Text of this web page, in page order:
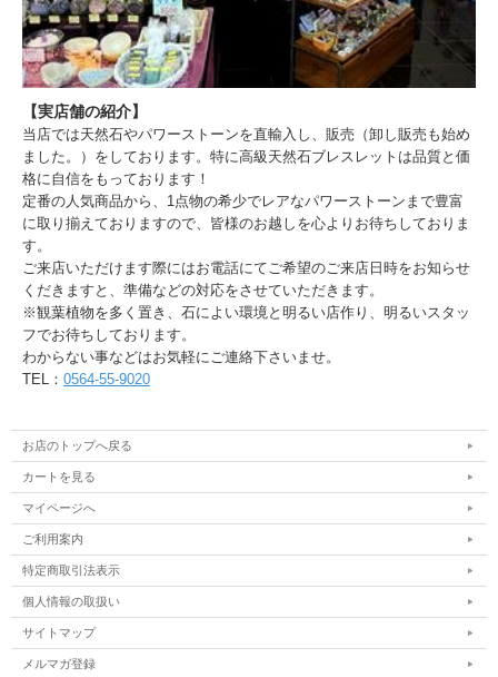
【実店舗の紹介】
当店では天然石やパワーストーンを直輸入し、販売（卸し販売も始め
ました。）をしております。特に高級天然石ブレスレットは品質と価
格に自信をもっております！
定番の人気商品から、1点物の希少でレアなパワーストーンまで豊富
に取り揃えておりますので、皆様のお越しを心よりお待ちしておりま
す。
ご来店いただけます際にはお電話にてご希望のご来店日時をお知らせ
くだきますと、準備などの対応をさせていただきます。
※観葉植物を多く置き、石によい環境と明るい店作り、明るいスタッ
フでお待ちしております。
わからない事などはお気軽にご連絡下さいませ。
TEL： 0564-55-9020
お店のトップへ戻る
カートを見る
マイページへ
ご利用案内
特定商取引法表示
個人情報の取扱い
サイトマップ
メルマガ登録